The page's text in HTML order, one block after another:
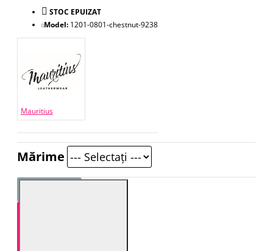
STOC EPUIZAT
Model: 1201-0801-chestnut-9238
Mauritius
Mărime